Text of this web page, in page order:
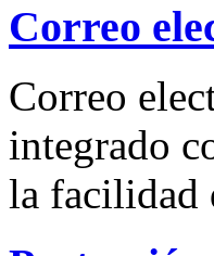
Correo
Correo
integrado
la facilidad